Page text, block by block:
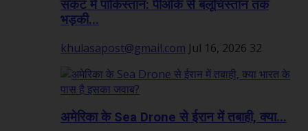
संकट में पाकिस्तान: पीओके से बलूचिस्तान तक
भड़की...
khulasapost@gmail.com Jul 16, 2026 32
अमेरिका के Sea Drone से ईरान में तबाही, क्या...